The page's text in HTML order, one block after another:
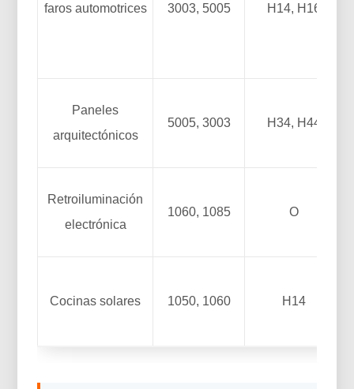
faros automotrices 3003, 5005 H14, H16
Paneles
arquitectónicos
5005, 3003 H34, H44
Retroiluminación
electrónica
1060, 1085 O
Cocinas solares 1050, 1060 H14